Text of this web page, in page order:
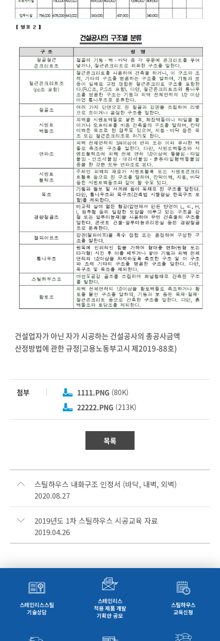
건설업자가 아닌 자가 시공하는 건설공사의 총공사금액
산정방법에 관한 규정[고용노동부고시 제2019-88호)
첨부 1111.PNG (80K)
22222.PNG (213K)
목록
스틸하우스 내화구조 인정서 (바닥, 내벽, 외벽)
2020.08.27
2019년도 1차 스틸하우스 시공교육 자료
2019.04.26
스테인리스스틸
기술상담
스테인리스
적용 제품 개발
기획안 공모
스틸하우스
교육신청